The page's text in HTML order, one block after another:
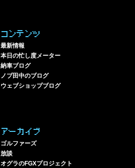
コンテンツ
最新情報
本日の忙し度メーター
納車ブログ
ノブ田中のブログ
ウェブショップブログ
アーカイブ
ゴルファーズ
放談
オグラのFGXプロジェクト